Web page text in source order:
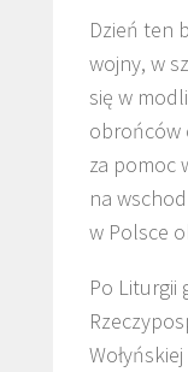
Dzień ten
wojny, w
się w
obrońców
za pomoc
na
w Polsce
Po Liturgii